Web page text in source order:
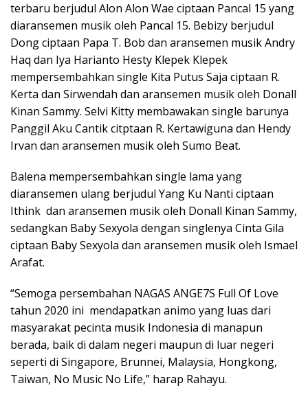
terbaru berjudul Alon Alon Wae ciptaan Pancal 15 yang
diaransemen musik oleh Pancal 15. Bebizy berjudul
Dong ciptaan Papa T. Bob dan aransemen musik Andry
Haq dan Iya Harianto Hesty Klepek Klepek
mempersembahkan single Kita Putus Saja ciptaan R.
Kerta dan Sirwendah dan aransemen musik oleh Donall
Kinan Sammy. Selvi Kitty membawakan single barunya
Panggil Aku Cantik citptaan R. Kertawiguna dan Hendy
Irvan dan aransemen musik oleh Sumo Beat.
Balena mempersembahkan single lama yang
diaransemen ulang berjudul Yang Ku Nanti ciptaan
Ithink dan aransemen musik oleh Donall Kinan Sammy,
sedangkan Baby Sexyola dengan singlenya Cinta Gila
ciptaan Baby Sexyola dan aransemen musik oleh Ismael
Arafat.
“Semoga persembahan NAGAS ANGE7S Full Of Love
tahun 2020 ini mendapatkan animo yang luas dari
masyarakat pecinta musik Indonesia di manapun
berada, baik di dalam negeri maupun di luar negeri
seperti di Singapore, Brunnei, Malaysia, Hongkong,
Taiwan, No Music No Life,” harap Rahayu.